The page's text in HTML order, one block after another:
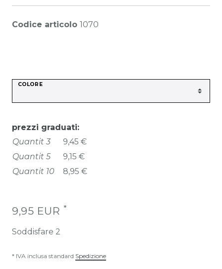
Codice articolo 1070
COLORE
prezzi graduati:
Quantit 3
9,45 €
Quantit 5
9,15 €
Quantit 10
8,95 €
9,95 EUR *
Soddisfare 2
* IVA inclusa standard Spedizione